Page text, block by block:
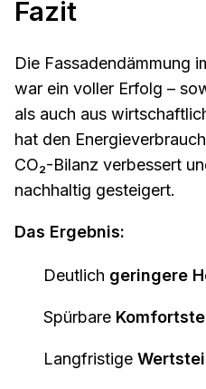
Fazit
Die Fassadendämmung
war ein voller Erfolg –
als auch aus
hat den
CO₂-Bilanz verbessert
nachhaltig gesteigert.
Das Ergebnis:
Deutlich geringere
Spürbare
Langfristige